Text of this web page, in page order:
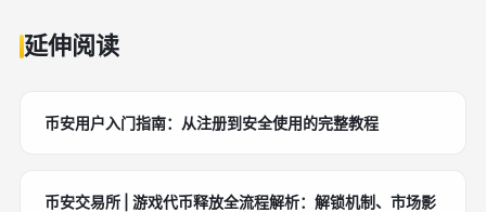
延伸阅读
币安用户入门指南：从注册到安全使用的完整教程
币安交易所 | 游戏代币释放全流程解析：解锁机制、市场影